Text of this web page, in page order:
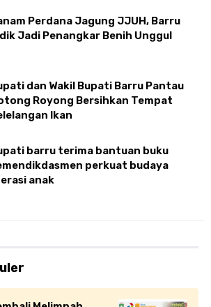
Perdana Jagung JJUH, Barru
Jadi Penangkar Benih Unggul
dan Wakil Bupati Barru Pantau
Royong Bersihkan Tempat
Ikan
barru terima bantuan buku
perkuat budaya
anak